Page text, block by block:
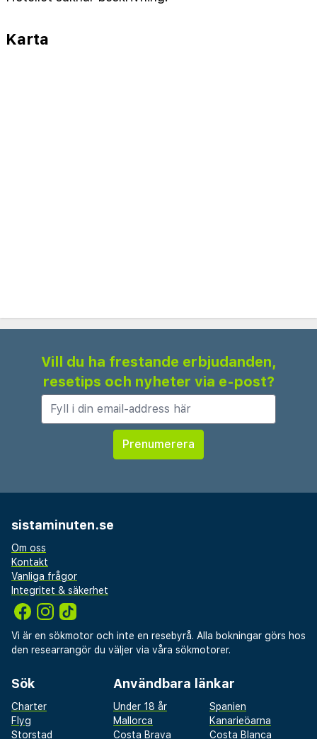
Karta
Vill du ha frestande erbjudanden,
resetips och nyheter via e-post?
sistaminuten.se
Om oss
Kontakt
Vanliga frågor
Integritet & säkerhet
Vi är en sökmotor och inte en resebyrå. Alla bokningar görs hos
den researrangör du väljer via våra sökmotorer.
Sök
Charter
Flyg
Storstad
Användbara länkar
Under 18 år
Spanien
Mallorca
Kanarieöarna
Costa Brava
Costa Blanca